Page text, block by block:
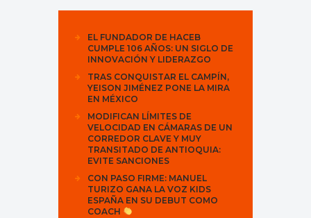
EL FUNDADOR DE HACEB
CUMPLE 106 AÑOS: UN SIGLO DE
INNOVACIÓN Y LIDERAZGO
TRAS CONQUISTAR EL CAMPÍN,
YEISON JIMÉNEZ PONE LA MIRA
EN MÉXICO
MODIFICAN LÍMITES DE
VELOCIDAD EN CÁMARAS DE UN
CORREDOR CLAVE Y MUY
TRANSITADO DE ANTIOQUIA:
EVITE SANCIONES
CON PASO FIRME: MANUEL
TURIZO GANA LA VOZ KIDS
ESPAÑA EN SU DEBUT COMO
COACH